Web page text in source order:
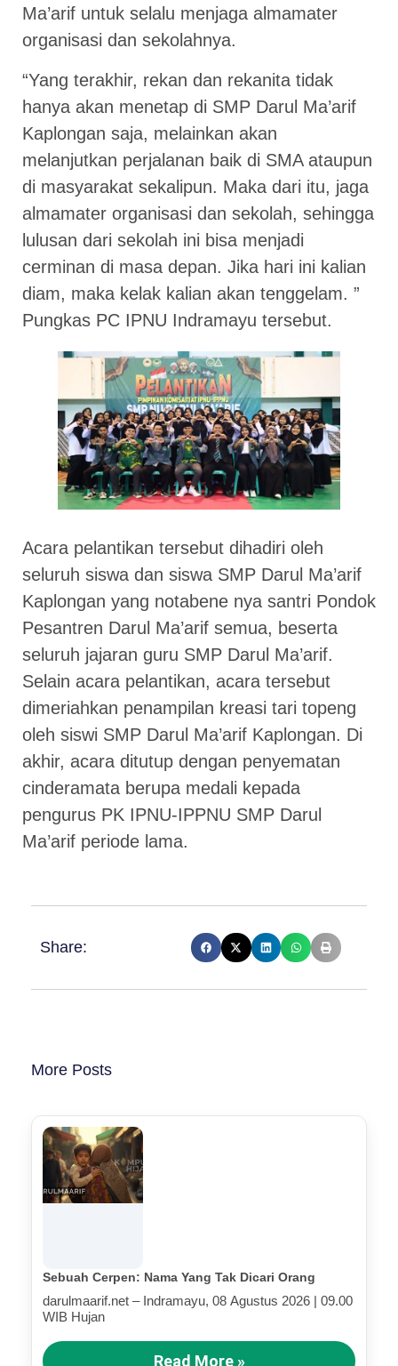
Ma’arif untuk selalu menjaga almamater
organisasi dan sekolahnya.
“Yang terakhir, rekan dan rekanita tidak
hanya akan menetap di SMP Darul Ma’arif
Kaplongan saja, melainkan akan
melanjutkan perjalanan baik di SMA ataupun
di masyarakat sekalipun. Maka dari itu, jaga
almamater organisasi dan sekolah, sehingga
lulusan dari sekolah ini bisa menjadi
cerminan di masa depan. Jika hari ini kalian
diam, maka kelak kalian akan tenggelam. ”
Pungkas PC IPNU Indramayu tersebut.
Acara pelantikan tersebut dihadiri oleh
seluruh siswa dan siswa SMP Darul Ma’arif
Kaplongan yang notabene nya santri Pondok
Pesantren Darul Ma’arif semua, beserta
seluruh jajaran guru SMP Darul Ma’arif.
Selain acara pelantikan, acara tersebut
dimeriahkan penampilan kreasi tari topeng
oleh siswi SMP Darul Ma’arif Kaplongan. Di
akhir, acara ditutup dengan penyematan
cinderamata berupa medali kepada
pengurus PK IPNU-IPPNU SMP Darul
Ma’arif periode lama.
Share:
More Posts
Sebuah Cerpen: Nama Yang Tak Dicari Orang
darulmaarif.net – Indramayu, 08 Agustus 2026 | 09.00
WIB Hujan
Read More »